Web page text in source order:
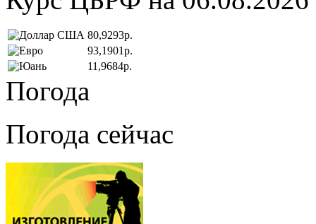
80,9293р.
93,1901р.
11,9684р.
Погода
Погода сейчас